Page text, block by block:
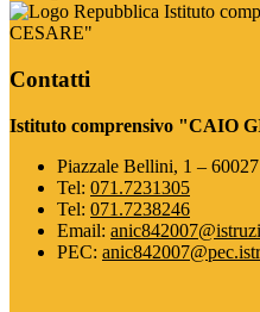
Istituto
CESARE"
Contatti
Istituto comprensivo "CAIO
Piazzale Bellini, 1 –
Tel: 071.7231305
Tel: 071.7238246
Email:
PEC: